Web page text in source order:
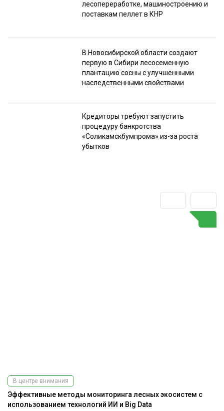
лесопереработке, машиностроению и
поставкам пеллет в КНР
В Новосибирской области создают
первую в Сибири лесосеменную
плантацию сосны с улучшенными
наследственными свойствами
Кредиторы требуют запустить
процедуру банкротства
«Соликамскбумпрома» из-за роста
убытков
В центре внимания
Эффективные методы мониторинга лесных экосистем с
использованием технологий ИИ и Big Data